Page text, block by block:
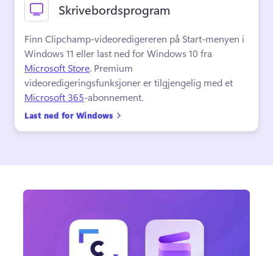
Skrivebordsprogram
Finn Clipchamp-videoredigereren på Start-menyen i
Microsoft Store. Premium
Microsoft 365-abonnement.
Last ned for Windows